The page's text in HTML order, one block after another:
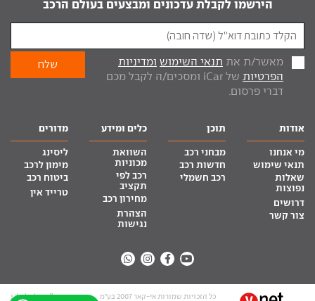
הירשמו לקבלת עדכונים ומבצעים בעולם הרכב
מאשר/ת את תנאי השימוש ומדיניות
הפרטיות
של iCar ומסכים/ה לקבל מכם
דברי פרסום.
אודות
מי אנחנו
תנאי שימוש
שאלות
נפוצות
דרושים
צור קשר
תוכן
מבחני רכב
חדשות רכב
רכב חשמלי
כלים ומידע
השוואת
מכוניות
רכב לפי
תקציב
מחירון רכב
הצהרת
נגישות
מדורים
ליסינג
מימון לרכב
ביטוח רכב
טרייד אין
כל הזכויות שמורות אי-קאר 2007 בע”מ site by tq.soft